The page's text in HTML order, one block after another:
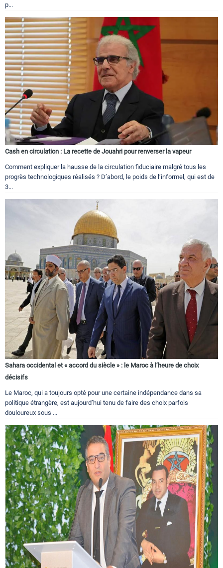
p...
Cash en circulation : La recette de Jouahri pour renverser la vapeur
Comment expliquer la hausse de la circulation fiduciaire malgré tous les
progrès technologiques réalisés ? D’abord, le poids de l’informel, qui est de
3...
Sahara occidental et « accord du siècle » : le Maroc à l’heure de choix
décisifs
Le Maroc, qui a toujours opté pour une certaine indépendance dans sa
politique étrangère, est aujourd’hui tenu de faire des choix parfois
douloureux sous ...